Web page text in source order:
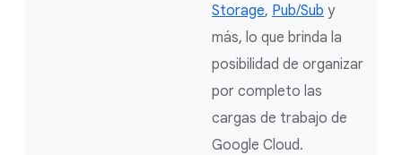
Storage, Pub/Sub y
más, lo que brinda la
posibilidad de organizar
por completo las
cargas de trabajo de
Google Cloud.